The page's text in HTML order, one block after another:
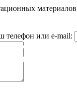
27
материалов
телефон или e-mail: